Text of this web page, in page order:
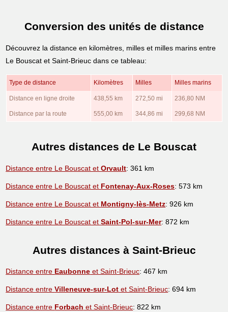
Conversion des unités de distance
Découvrez la distance en kilomètres, milles et milles marins entre
Le Bouscat et Saint-Brieuc dans ce tableau:
Type de distance Kilomètres Milles Milles marins
Distance en ligne droite 438,55 km 272,50 mi 236,80 NM
Distance par la route 555,00 km 344,86 mi 299,68 NM
Autres distances de Le Bouscat
Distance entre Le Bouscat etOrvault: 361 km
Distance entre Le Bouscat et Fontenay-Aux-Roses: 573 km
Distance entre Le Bouscat et Montigny-lès-Metz: 926 km
Distance entre Le Bouscat etSaint-Pol-sur-Mer: 872 km
Autres distances à Saint-Brieuc
Distance entre Eaubonne et Saint-Brieuc: 467 km
Distance entreVilleneuve-sur-Lot et Saint-Brieuc: 694 km
Distance entre Forbach et Saint-Brieuc: 822 km